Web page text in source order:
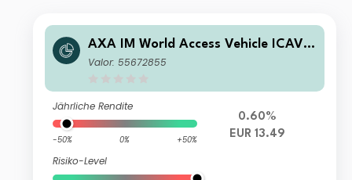
AXA IM World Access Vehicle ICAV -
Delegio Privilege Entrepreneurial Fun
Valor: 55672855
Jährliche Rendite
-50% 0% +50%
Risiko-Level
0.60%
EUR 13.49